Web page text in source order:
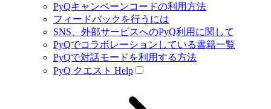
PyQキャンペーンコードの利用方法
フィードバックを行うには
SNS、外部サービスへのPyQ利用に関して
PyQでコラボレーションしている書籍一覧
PyQで対話モードを利用する方法
PyQ クエスト Help